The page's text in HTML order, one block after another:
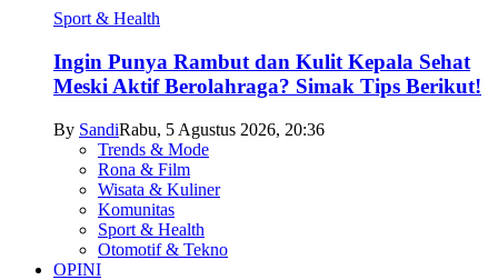
Sport & Health
Ingin Punya Rambut dan Kulit Kepala Sehat
Meski Aktif Berolahraga? Simak Tips Berikut!
By SandiRabu, 5 Agustus 2026, 20:36
Trends & Mode
Rona & Film
Wisata & Kuliner
Komunitas
Sport & Health
Otomotif & Tekno
OPINI